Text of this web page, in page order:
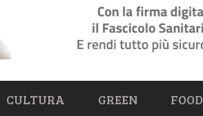
CULTURA GREEN FOOD